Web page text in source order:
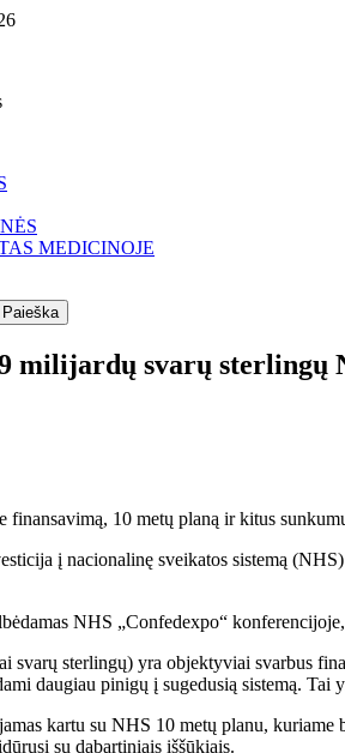
MEDICINOJE
milijardų svarų
finansavimą, 10 metų planą ir kitus
į nacionalinę sveikatos sistemą
NHS „Confedexpo“
svarų sterlingų) yra objektyviai svarbus
daugiau pinigų į sugedusią sistemą.
kartu su NHS 10 metų planu,
su dabartiniais iššūkiais.